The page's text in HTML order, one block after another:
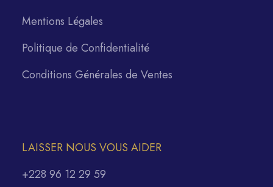
Mentions Légales
Politique de Confidentialité
Conditions Générales de Ventes
LAISSER NOUS VOUS AIDER
+228 96 12 29 59